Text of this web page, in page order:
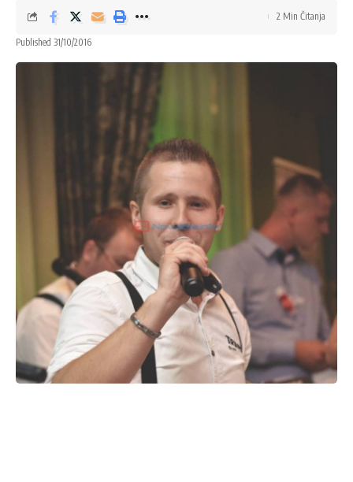
Published 31/10/2016
2 Min Čitanja